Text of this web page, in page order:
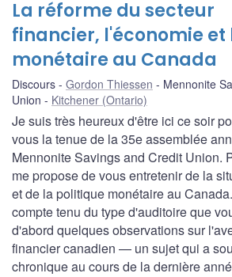
La réforme du secteur
financier, l'économie
monétaire au Canada
Discours Gordon Thiessen
Mennonite
Union
Kitchener (Ontario)
Je suis très heureux d'être ici ce soir
vous la tenue de la 35e assemblée
Mennonite Savings and Credit Union.
me propose de vous entretenir de la
et de la politique monétaire au
compte tenu du type d'auditoire que
d'abord quelques observations sur
financier canadien — un sujet qui a
chronique au cours de la dernière